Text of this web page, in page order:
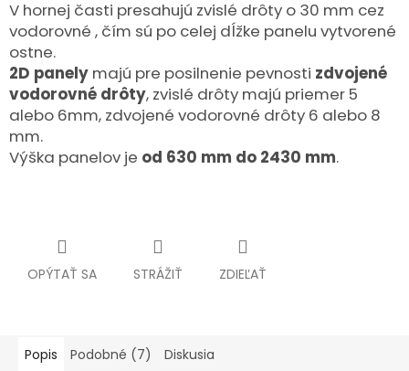
V hornej časti presahujú zvislé drôty o 30 mm cez
vodorovné , čím sú po celej dĺžke panelu vytvorené
ostne.
2D panely majú pre posilnenie pevnosti zdvojené
vodorovné drôty, zvislé drôty majú priemer 5
alebo 6mm, zdvojené vodorovné drôty 6 alebo 8
mm.
Výška panelov je od 630 mm do 2430 mm.
OPÝTAŤ SA STRÁŽIŤ ZDIEĽAŤ
Popis Podobné (7) Diskusia